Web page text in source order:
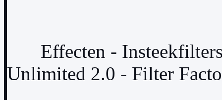
Effecten -
Unlimited 2.0 - Filter